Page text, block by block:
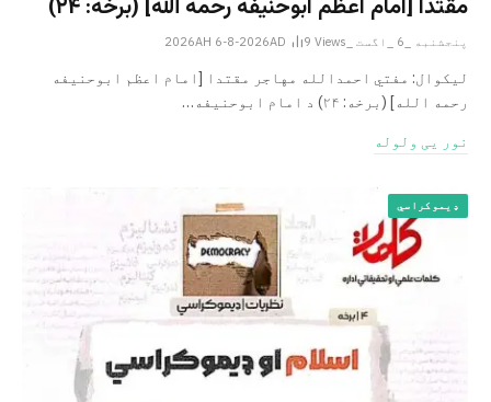
مقتدا [امام اعظم ابوحنیفه رحمه الله‎] (برخه: ۲۴)
پنجشنبه _6 _اگست _2026AH 6-8-2026AD 9 Views
لیکوال: مفتي احمدالله مهاجر مقتدا [امام اعظم ابوحنیفه
رحمه الله‎] (برخه: ۲۴) د امام ابوحنيفه…
نور یی ولوله
ډیموکراسي